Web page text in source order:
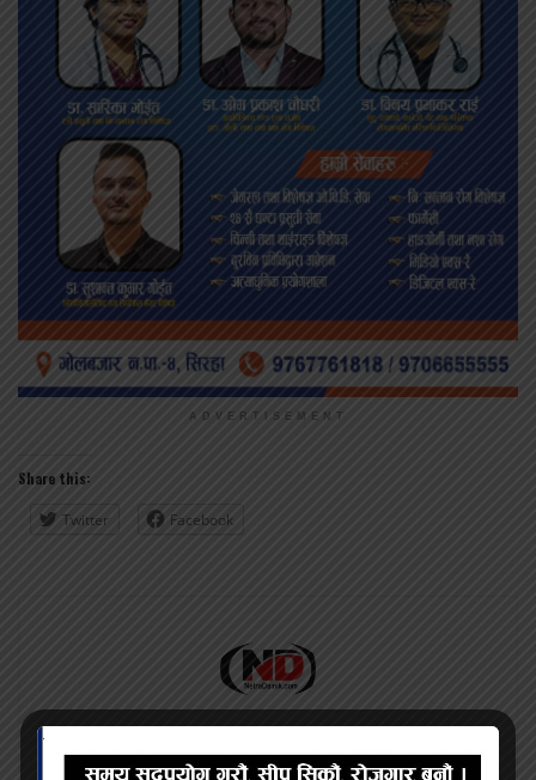
ADVERTISEMENT
Share this:
Twitter Facebook
प्रदिप सिंह